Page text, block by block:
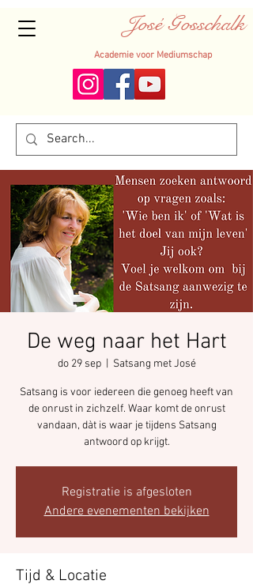
José Gosschalk
Academie voor Mediumschap
De weg naar het Hart
do 29 sep
  |
Satsang met José
Satsang is voor iedereen die genoeg heeft van
de onrust in zichzelf. Waar komt de onrust
vandaan, dàt is waar je tijdens Satsang
antwoord op krijgt.
Registratie is afgesloten
Andere evenementen bekijken
Tijd & Locatie